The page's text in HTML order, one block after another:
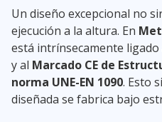
Un diseño excepcional no
ejecución a la altura. En
está intrínsecamente ligado
y al Marcado CE de
norma UNE-EN 1090. Esto
diseñada se fabrica bajo